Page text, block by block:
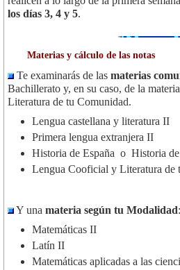
los días 3, 4 y 5.
Materias y cálculo de las notas
Te examinarás de las materias
Bachillerato y, en su caso, de la
Literatura de tu Comunidad.
Lengua castellana y literatura II
Primera lengua extranjera II
Historia de España o Historia
Lengua Cooficial y Literatura de
Y una materia según tu Modalidad:
Matemáticas II
Latín II
Matemáticas aplicadas a las